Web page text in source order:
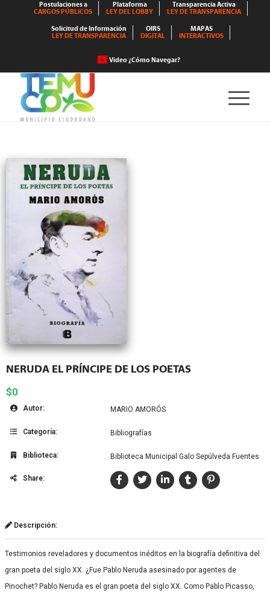
Postulaciones a
CARGOS PÚBLICOS
Plataforma
LEY DEL LOBBY
Transparencia Activa
LEY DE TRANSPARENCIA
Solicitud de Información
LEY DE TRANSPARENCIA
OIRS
DIGITAL
MAPAS
INTERACTIVOS
Video ¿Cómo Navegar?
NERUDA EL PRÍNCIPE DE LOS POETAS
$0
Autor: MARIO AMORÓS
Categoría: Bibliografías
Biblioteca: Biblioteca Municipal Galo Sepúlveda Fuentes
Share:
Descripción:
Testimonios reveladores y documentos inéditos en la biografía definitiva del
gran poeta del siglo XX. ¿Fue Pablo Neruda asesinado por agentes de
Pinochet? Pablo Neruda es el gran poeta del siglo XX. Como Pablo Picasso,